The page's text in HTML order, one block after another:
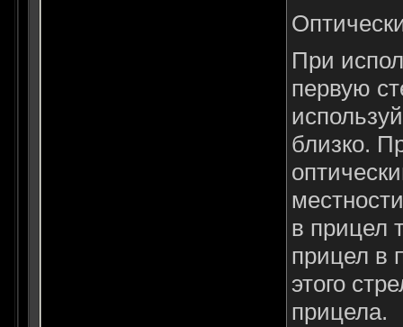
При
первую
близко.
в прицел
прицел в
этого
прицела.